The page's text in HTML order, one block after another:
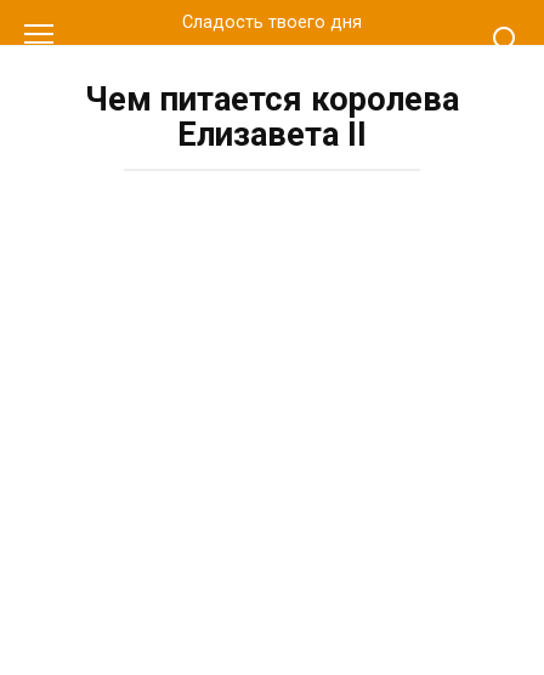
к
Сладость твоего дня
Чем питается королева
Елизавета ІІ